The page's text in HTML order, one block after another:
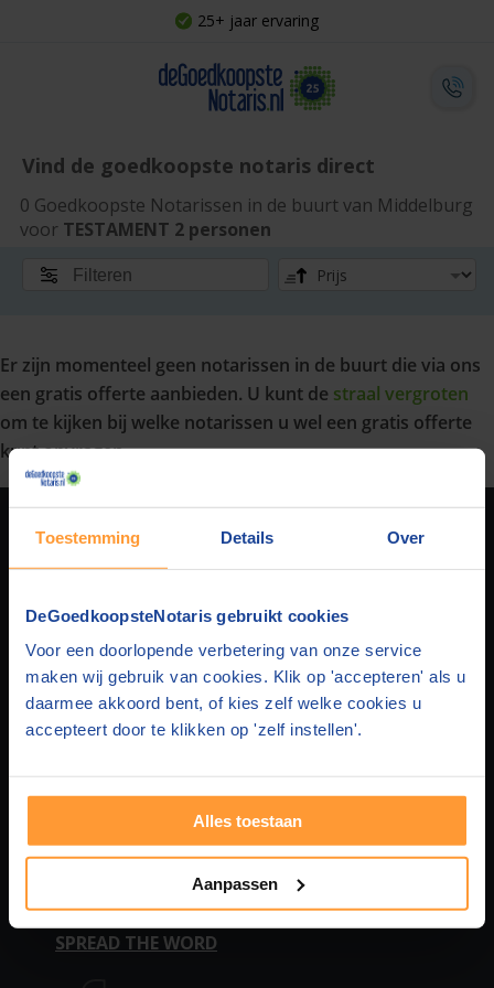
Toestemming Details Over
DeGoedkoopsteNotaris gebruikt cookies
Voor een doorlopende verbetering van onze service
maken wij gebruik van cookies. Klik op 'accepteren' als u
daarmee akkoord bent, of kies zelf welke cookies u
accepteert door te klikken op 'zelf instellen'.
Alles toestaan
Aanpassen
25+ jaar ervaring
Vind de goedkoopste notaris direct
0 Goedkoopste Notarissen in de buurt van Middelburg
voor TESTAMENT 2 personen
Filteren
Er zijn momenteel geen notarissen in de buurt die via ons
een gratis offerte aanbieden. U kunt de straal vergroten
om te kijken bij welke notarissen u wel een gratis offerte
kunt opvragen.
Over ons
Privacy
Disclaimer
In de media
HUIS & HYPOTHEEK
Hypotheek en Levering
Hypotheek en Samenlevingscontract
Leveringsakte
FAMILIEZAKEN
Levenstestament
Levenstestament 2 personen
Stichting oprichten
Statutenwijziging
Over huis en hypotheek
Over persoon en familie
VEELGESTELDE VRAGEN
Vragen huis en hypotheek
SPREAD THE WORD